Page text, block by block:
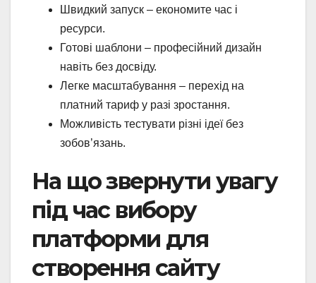
Швидкий запуск – економите час і
ресурси.
Готові шаблони – професійний дизайн
навіть без досвіду.
Легке масштабування – перехід на
платний тариф у разі зростання.
Можливість тестувати різні ідеї без
зобов’язань.
На що звернути увагу
під час вибору
платформи для
створення сайту